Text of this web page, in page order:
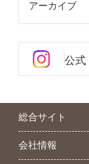
アーカイブ
公式
総合サイト
会社情報